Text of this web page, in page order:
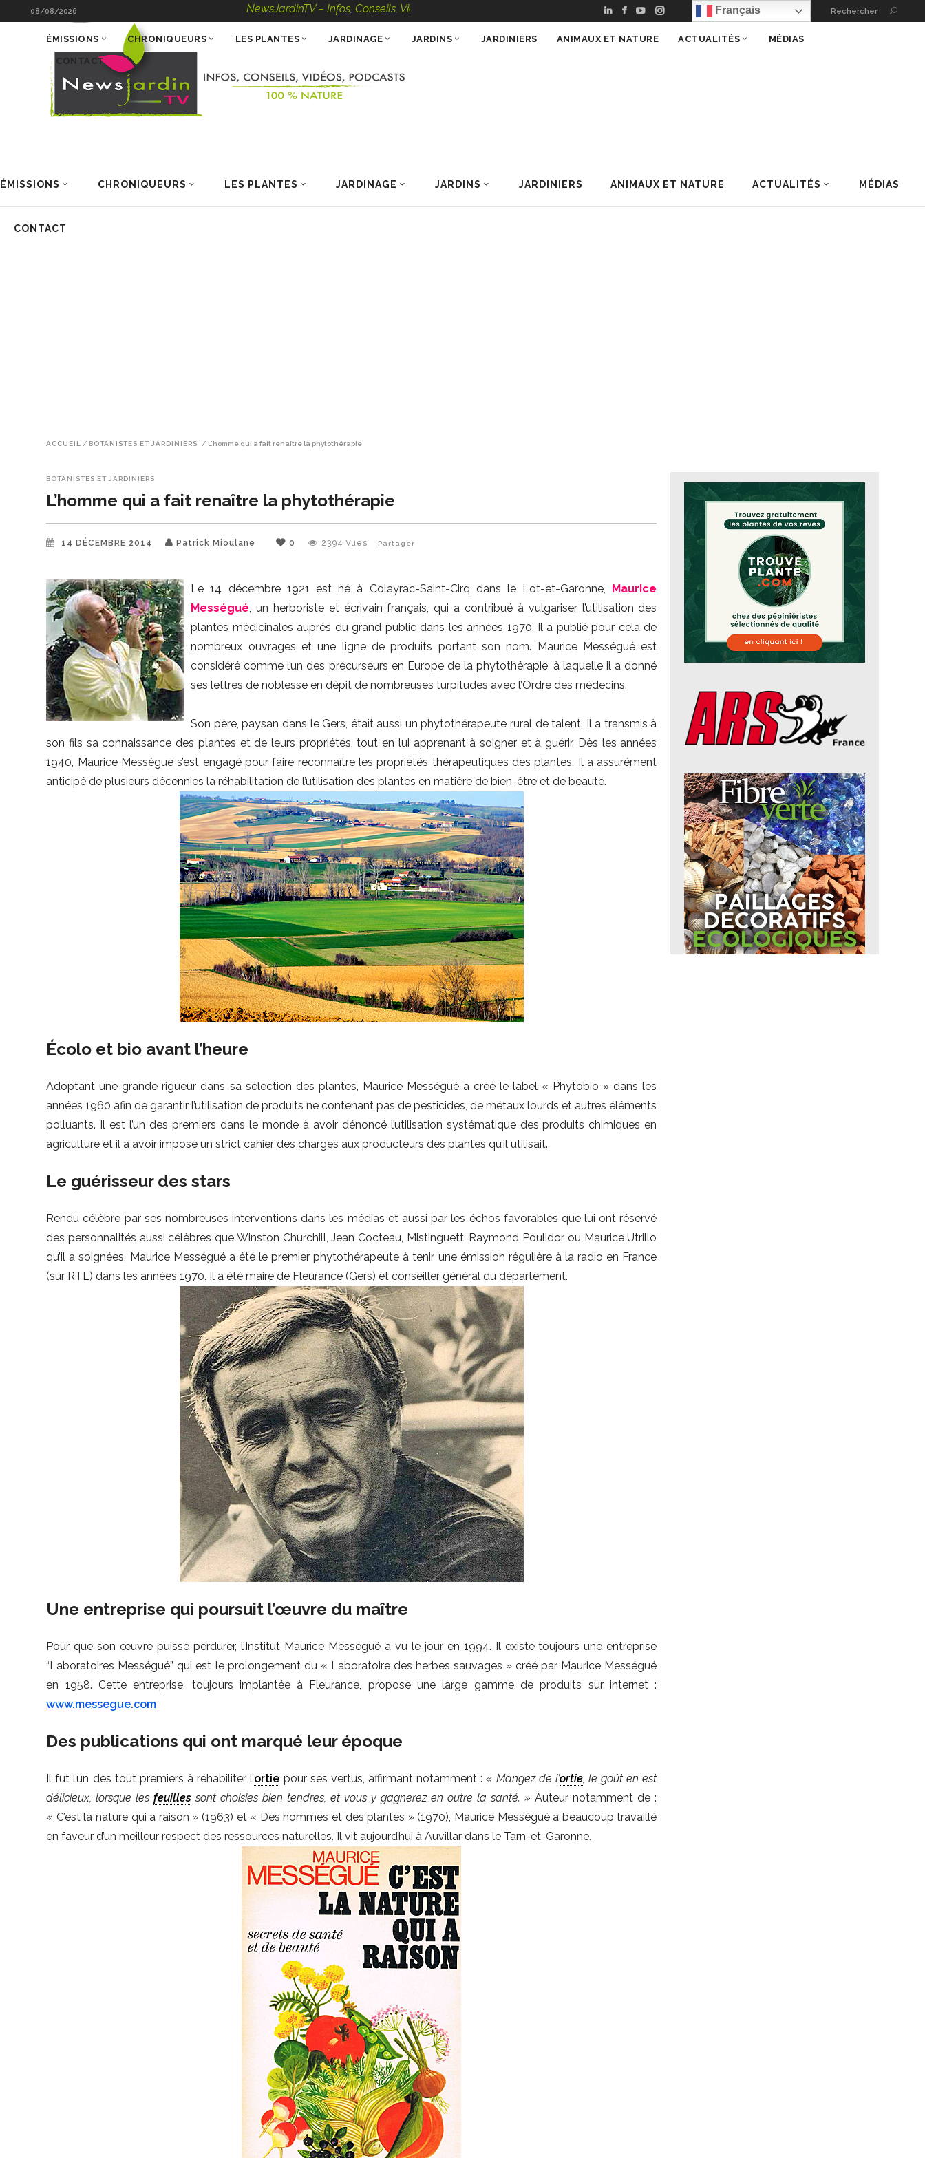
08/08/2026 NewsJardinTV – Infos, Conseils, Vidéos, Podcasts – 100 % Nature Français Rechercher
ÉMISSIONS CHRONIQUEURS LES PLANTES JARDINAGE JARDINS JARDINIERS ANIMAUX ET NATURE ACTUALITÉS MÉDIAS
CONTACT
ÉMISSIONS CHRONIQUEURS LES PLANTES JARDINAGE JARDINS JARDINIERS ANIMAUX ET NATURE ACTUALITÉS MÉDIAS
CONTACT
ACCUEIL / BOTANISTES ET JARDINIERS / L’homme qui a fait renaître la phytothérapie
BOTANISTES ET JARDINIERS
L’homme qui a fait renaître la phytothérapie
14 DÉCEMBRE 2014 Patrick Mioulane 0 2394 Vues Partager
Le 14 décembre 1921 est né à Colayrac-Saint-Cirq dans le Lot-et-Garonne, Maurice
Mességué, un herboriste et écrivain français, qui a contribué à vulgariser l’utilisation des
plantes médicinales auprès du grand public dans les années 1970. Il a publié pour cela de
nombreux ouvrages et une ligne de produits portant son nom. Maurice Mességué est
considéré comme l’un des précurseurs en Europe de la phytothérapie, à laquelle il a donné
ses lettres de noblesse en dépit de nombreuses turpitudes avec l’Ordre des médecins.
Son père, paysan dans le Gers, était aussi un phytothérapeute rural de talent. Il a transmis à
son fils sa connaissance des plantes et de leurs propriétés, tout en lui apprenant à soigner et à guérir. Dès les années
1940, Maurice Mességué s’est engagé pour faire reconnaître les propriétés thérapeutiques des plantes. Il a assurément
anticipé de plusieurs décennies la réhabilitation de l’utilisation des plantes en matière de bien-être et de beauté.
Écolo et bio avant l’heure
Adoptant une grande rigueur dans sa sélection des plantes, Maurice Mességué a créé le label « Phytobio » dans les
années 1960 afin de garantir l’utilisation de produits ne contenant pas de pesticides, de métaux lourds et autres éléments
polluants. Il est l’un des premiers dans le monde à avoir dénoncé l’utilisation systématique des produits chimiques en
agriculture et il a avoir imposé un strict cahier des charges aux producteurs des plantes qu’il utilisait.
Le guérisseur des stars
Rendu célèbre par ses nombreuses interventions dans les médias et aussi par les échos favorables que lui ont réservé
des personnalités aussi célèbres que Winston Churchill, Jean Cocteau, Mistinguett, Raymond Poulidor ou Maurice Utrillo
qu’il a soignées, Maurice Mességué a été le premier phytothérapeute à tenir une émission régulière à la radio en France
(sur RTL) dans les années 1970. Il a été maire de Fleurance (Gers) et conseiller général du département.
Une entreprise qui poursuit l’œuvre du maître
Pour que son œuvre puisse perdurer, l’Institut Maurice Mességué a vu le jour en 1994. Il existe toujours une entreprise
“Laboratoires Mességué” qui est le prolongement du « Laboratoire des herbes sauvages » créé par Maurice Mességué
en 1958. Cette entreprise, toujours implantée à Fleurance, propose une large gamme de produits sur internet :
www.messegue.com
Des publications qui ont marqué leur époque
Il fut l’un des tout premiers à réhabiliter l’ortie pour ses vertus, affirmant notamment :« Mangez de l’ortie, le goût en est
délicieux, lorsque lesfeuilles sont choisies bien tendres, et vous y gagnerez en outre la santé. » Auteur notamment de :
« C’est la nature qui a raison » (1963) et « Des hommes et des plantes » (1970), Maurice Mességué a beaucoup travaillé
en faveur d’un meilleur respect des ressources naturelles. Il vit aujourd’hui à Auvillar dans le Tarn-et-Garonne.